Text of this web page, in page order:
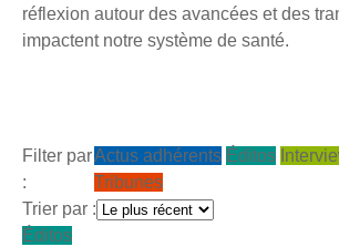
réflexion autour des avancées et des
impactent notre système de santé.
Filter par
:
Actus adhérents Éditos
Tribunes
Trier par :
Éditos